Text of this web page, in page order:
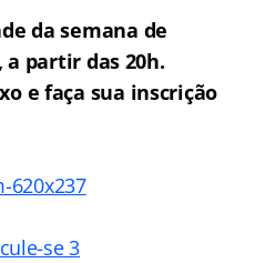
da semana de
a partir das 20h.
e faça sua inscrição